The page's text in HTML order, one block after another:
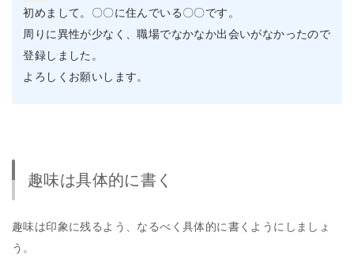
初めまして。〇〇に住んでいる〇〇です。
周りに異性が少なく、職場でなかなか出会いがなかったので
登録しました。
よろしくお願いします。
趣味は具体的に書く
趣味は印象に残るよう、なるべく具体的に書くようにしましょ
う。